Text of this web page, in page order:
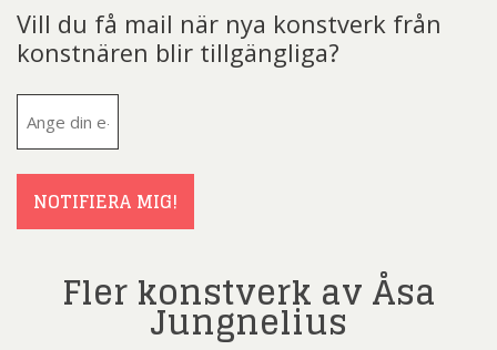
Vill du få mail när nya konstverk från
konstnären blir tillgängliga?
NOTIFIERA MIG!
Fler konstverk av Åsa
Jungnelius